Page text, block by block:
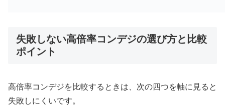
失敗しない高倍率コンデジの選び方と比較
ポイント
高倍率コンデジを比較するときは、次の四つを軸に見ると
失敗しにくいです。